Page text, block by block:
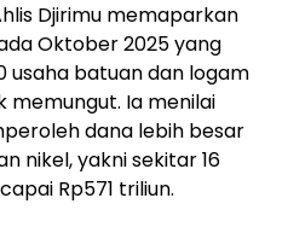
Djirimu memaparkan
Oktober 2025 yang
batuan dan logam
memungut. Ia menilai
dana lebih besar
nikel, yakni sekitar 16
Rp571 triliun.